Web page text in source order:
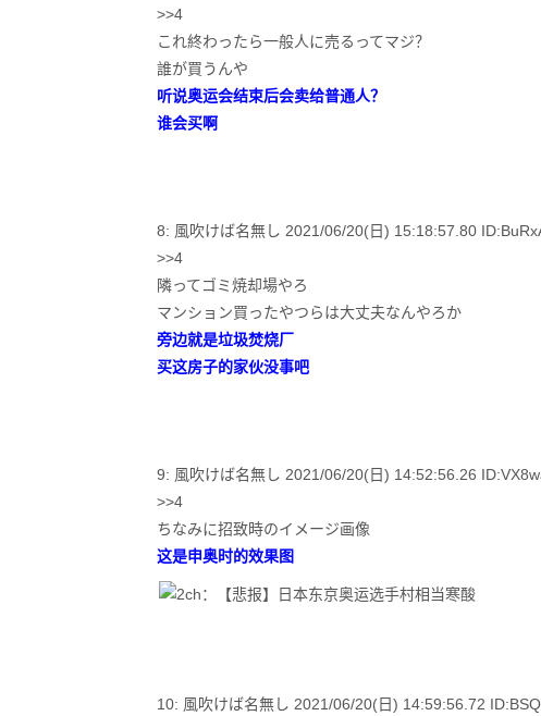
>>4
これ終わったら一般人に売るってマジ？
誰が買うんや
听说奥运会结束后会卖给普通人？
谁会买啊
8: 風吹けば名無し 2021/06/20(日) 15:18:57.80
>>4
隣ってゴミ焼却場やろ
マンション買ったやつらは大丈夫なんやろか
旁边就是垃圾焚烧厂
买这房子的家伙没事吧
9: 風吹けば名無し 2021/06/20(日) 14:52:56.26
>>4
ちなみに招致時のイメージ画像
这是申奥时的效果图
10: 風吹けば名無し 2021/06/20(日) 14:59:56.72